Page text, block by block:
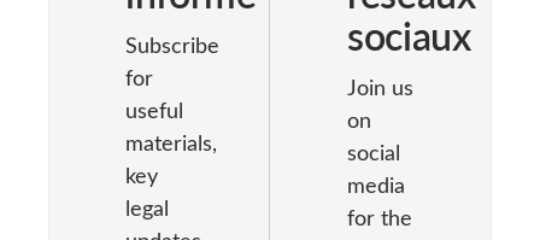
dissolution du
mariage. Il
emporte une
formelle […]
Subscribe
for
useful
materials,
key
legal
sociaux
Join us
on
social
media
for the